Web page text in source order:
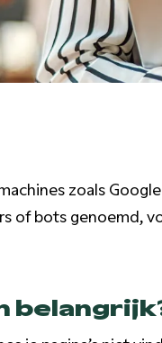
zoals
of bots genoemd,